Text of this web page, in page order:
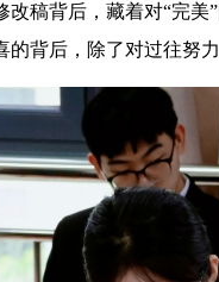
背后，藏着对“完美”
背后，除了对过往努